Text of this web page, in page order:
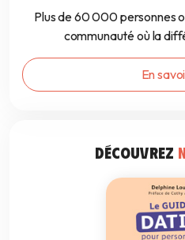
Plus de 60 000 personnes
communauté où la
En
DÉCOUVREZ